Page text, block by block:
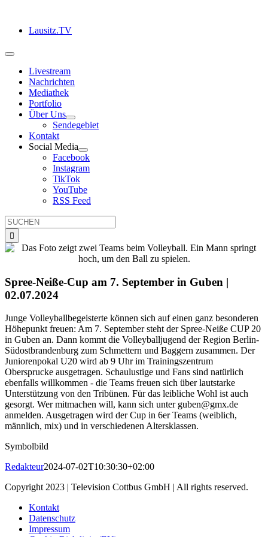
springenLausitz.TV
Toggle
NavigationLivestream
Nachrichten
Mediathek
Portfolio
Über Uns
Sendegebiet
Kontakt
Social Media
Facebook
Instagram
TikTok
YouTube
RSS Feed
Suche
nach:
Spree-Neiße-Cup am 7. September in Guben |
02.07.2024
Junge Volleyballbegeisterte können sich auf einen ganz besonderen
Höhepunkt freuen: Am 7. September steht der Spree-Neiße CUP 20
in Guben an. Dann kommt die Volleyballjugend der Region Berlin-
Südostbrandenburg zum Schmettern und Baggern zusammen. Der
Juniorenpokal U20 wird ab 9 Uhr im Trainingszentrum
Obersprucke ausgetragen. Schaulustige und Fans sind natürlich
ebenfalls willkommen - die Teams freuen sich über lautstarke
Unterstützung von den Tribünen. Für das leibliche Wohl ist auch
gesorgt. Wer mitmachen will, kann sich unter guben@gmx.de
anmelden. Ausgetragen wird der Cup in 6er Teams (weiblich,
männlich, mix) und in verschiedenen Altersklassen.
Symbolbild
Redakteur2024-07-02T10:30:30+02:00
Copyright 2023 | Television Cottbus GmbH | All rights reserved.
Kontakt
Datenschutz
Impressum